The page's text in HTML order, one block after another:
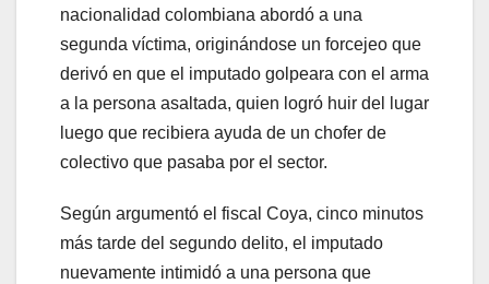
nacionalidad colombiana abordó a una
segunda víctima, originándose un forcejeo que
derivó en que el imputado golpeara con el arma
a la persona asaltada, quien logró huir del lugar
luego que recibiera ayuda de un chofer de
colectivo que pasaba por el sector.
Según argumentó el fiscal Coya, cinco minutos
más tarde del segundo delito, el imputado
nuevamente intimidó a una persona que